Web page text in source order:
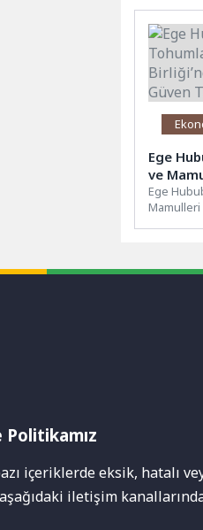
Ege
ve
Ege
Mamulleri
içeriklerde eksik, hatalı
iletişim